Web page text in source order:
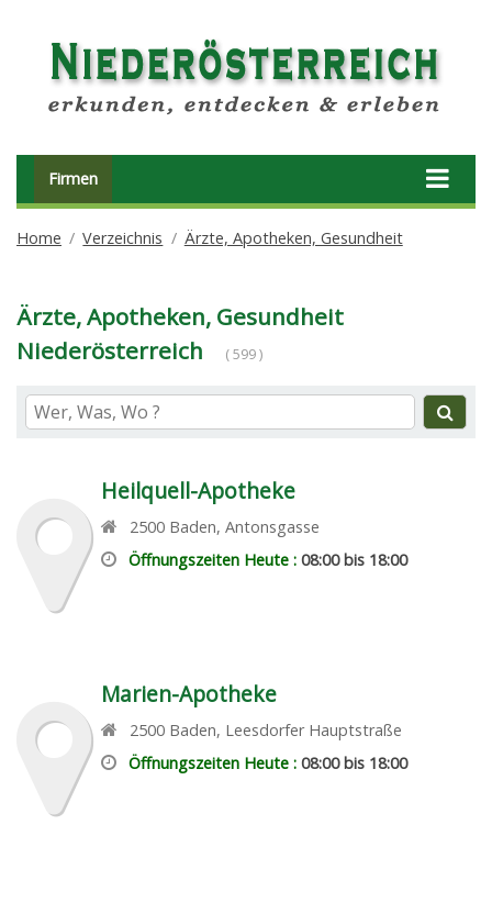
Firmen
Home Verzeichnis Ärzte, Apotheken, Gesundheit
Ärzte, Apotheken, Gesundheit
Niederösterreich
( 599 )
Heilquell-Apotheke
2500 Baden,Antonsgasse
Öffnungszeiten Heute :08:00 bis 18:00
Marien-Apotheke
2500 Baden, Leesdorfer Hauptstraße
Öffnungszeiten Heute :08:00 bis 18:00